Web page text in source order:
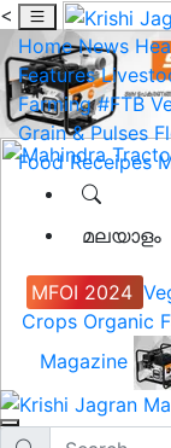
<
Home News
Features
Farming #FTB
Grain & Pulses
Food Receipes
മലയാളം
MFOI 2024
Crops Organic
Magazine